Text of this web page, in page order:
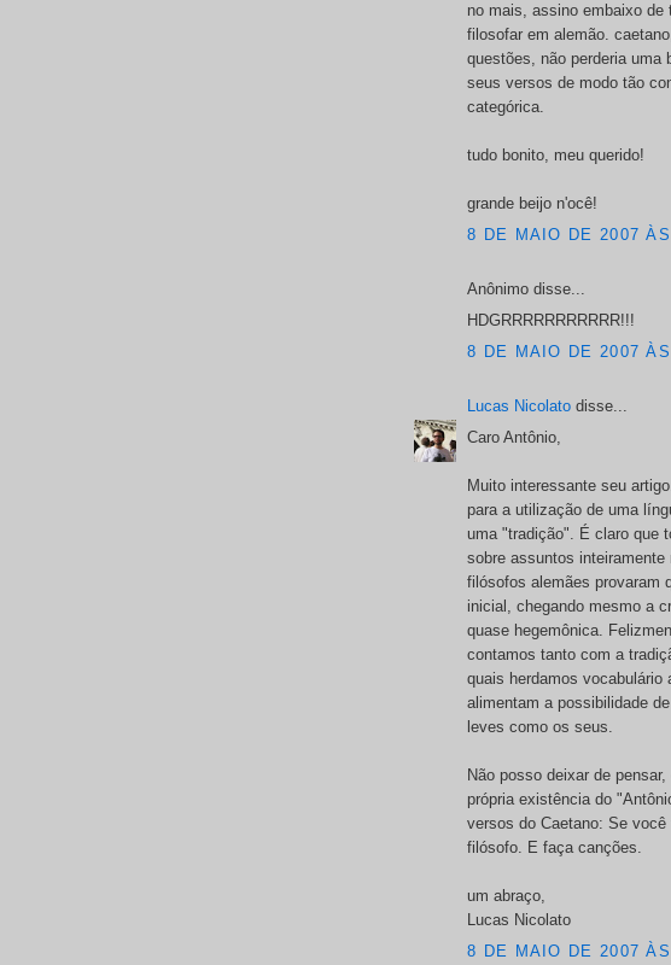
no mais, assino embaixo
filosofar em alemão.
questões, não perderia uma
seus versos de modo tão
categórica.
tudo bonito, meu querido!
grande beijo n'ocê!
8 DE MAIO DE 2007
Anônimo disse...
HDGRRRRRRRRRRR!!!
8 DE MAIO DE 2007
Lucas Nicolato disse...
Caro Antônio,
Muito interessante seu
para a utilização de uma
uma "tradição". É claro que
sobre assuntos
filósofos alemães provaram
inicial, chegando mesmo a
quase hegemônica.
contamos tanto com a
quais herdamos vocabulário
alimentam a possibilidade
leves como os seus.
Não posso deixar de
própria existência do
versos do Caetano: Se
filósofo. E faça canções.
um abraço,
Lucas Nicolato
8 DE MAIO DE 2007